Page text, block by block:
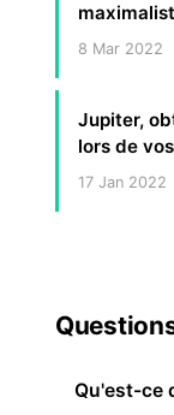
8 Mar 2022
Jupiter,
lors de
17 Jan 2022
Qu'est-ce